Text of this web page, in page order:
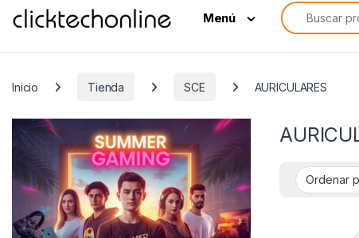
Menú
Búsqueda de:
Inicio Tienda SCE AURICULARES